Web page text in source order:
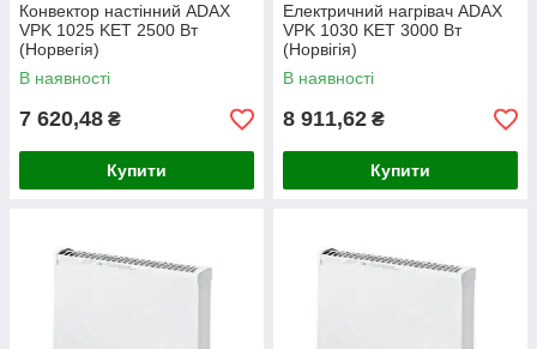
Конвектор настінний ADAX
VPK 1025 KET 2500 Вт
(Норвегія)
В наявності
7 620,48 ₴
Купити
Електричний нагрівач ADAX
VPK 1030 KET 3000 Вт
(Норвігія)
В наявності
8 911,62 ₴
Купити